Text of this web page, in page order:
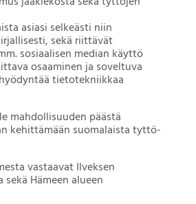
asiasi selkeästi niin
sekä riittävät
sosiaalisen median käyttö
osaaminen ja soveltuva
tietotekniikkaa
mahdollisuuden päästä
kehittämään suomalaista tyttö-
vastaavat Ilveksen
Hämeen alueen